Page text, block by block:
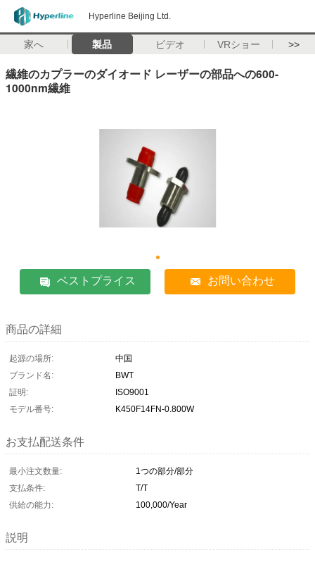
Hyperline Beijing Ltd.
家へ 製品 ビデオ VRショー >>
繊維のカプラーのダイオード レーザーの部品への600-
1000nm繊維
ベストプライス お問い合わせ
商品の詳細
起源の場所:
中国
ブランド名:
BWT
証明:
ISO9001
モデル番号:
K450F14FN-0.800W
お支払配送条件
最小注文数量:
1つの部分/部分
支払条件:
T/T
供給の能力:
100,000/Year
説明